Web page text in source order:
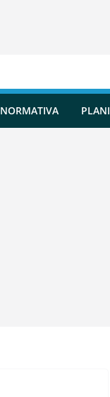
NORMATIVA